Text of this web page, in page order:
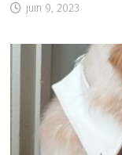
juin 9, 2023